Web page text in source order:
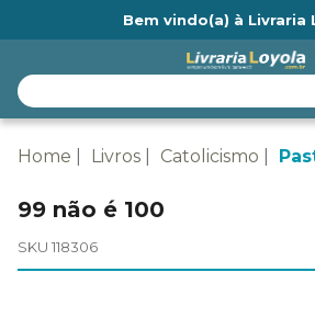
Bem vindo(a) à Livraria
Home Livros Catolicismo
99 não é 100
SKU 118306